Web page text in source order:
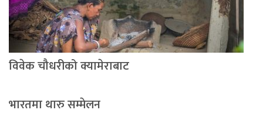
विवेक चौधरीको क्यामेराबाट
भारतमा थारु सम्मेलन